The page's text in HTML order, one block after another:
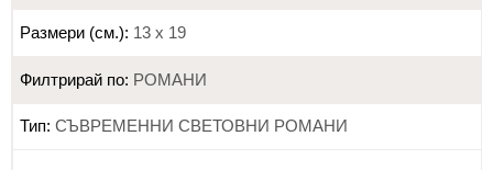
Размери (см.): 13 х 19
Филтрирай по: РОМАНИ
Тип: СЪВРЕМЕННИ СВЕТОВНИ РОМАНИ